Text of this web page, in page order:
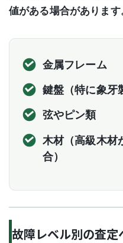
値がある場合があります
金属フレーム
鍵盤（特に象牙
弦やピン類
木材（高級木材
合）
故障レベル別の査定